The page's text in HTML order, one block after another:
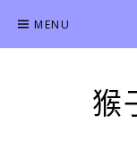
content
MENU
猴